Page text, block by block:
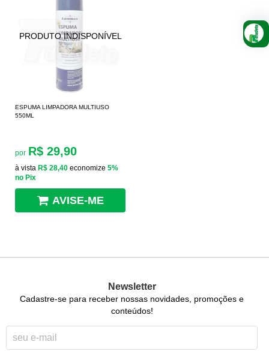
ESPUMA LIMPADORA MULTIUSO
550ML
por R$ 29,90
à vista R$ 28,40 economize 5%
no Pix
AVISE-ME
Newsletter
Cadastre-se para receber nossas novidades, promoções e
conteúdos!